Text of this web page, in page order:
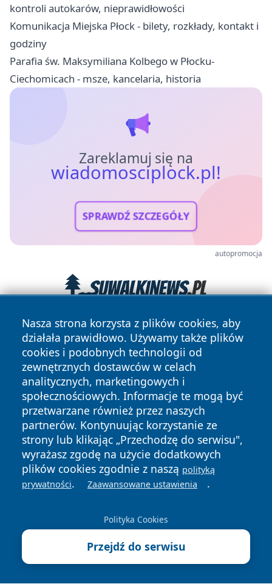
kontroli autokarów, nieprawidłowości
Komunikacja Miejska Płock - bilety, rozkłady, kontakt i
godziny
Parafia św. Maksymiliana Kolbego w Płocku-
Ciechomicach - msze, kancelaria, historia
Zareklamuj się na
wiadomosciplock.pl!
SPRAWDŹ SZCZEGÓŁY
autopromocja
Nasza strona korzysta z plików cookies, aby
działała prawidłowo. Używamy także plików
cookies i podobnych technologii od
zewnętrznych dostawców w celach
analitycznych, marketingowych i
społecznościowych. Informacje te mogą być
przetwarzane również przez naszych
partnerów. Kontynuując korzystanie ze
strony lub klikając „Przechodzę do serwisu",
wyrażasz zgodę na użycie dodatkowych
plików cookies zgodnie z naszą polityką
prywatności. Zaawansowane ustawienia .
Polityka Cookies
Przejdź do serwisu
Copyright © 2026 wiadomosciplock.pl Wszystkie prawa
zastrzeżone.
News Autorzy
Polityka
Prywatności
Polityka
Cookies